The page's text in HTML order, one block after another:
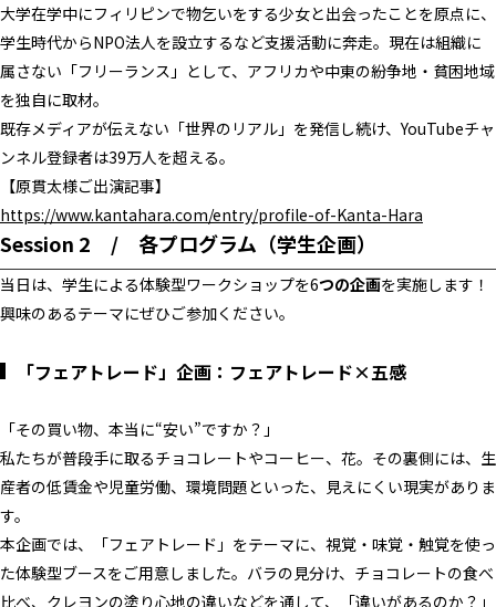
大学在学中にフィリピンで物乞いをする少女と出会ったことを原点に、
学生時代からNPO法人を設立するなど支援活動に奔走。現在は組織に
属さない「フリーランス」として、アフリカや中東の紛争地・貧困地域
を独自に取材。
既存メディアが伝えない「世界のリアル」を発信し続け、YouTubeチャ
ンネル登録者は39万人を超える。
【原貫太様ご出演記事】
https://www.kantahara.com/entry/profile-of-Kanta-Hara
Session 2 / 各プログラム（学生企画）
当日は、学生による体験型ワークショップを6つの企画を実施し ます！
興味のあるテーマにぜひご参加ください。
「フェアトレード」企画：フェアトレード×五感
「その買い物、本当に“安い”ですか？」
私たちが普段手に取るチョコレートやコーヒー、花。その裏側には、生
産者の低賃金や児童労働、環境問題といった、見えにくい現実がありま
す。
本企画では、「フェアトレード」をテーマに、視覚・味覚・触覚を使っ
た体験型ブースをご用意しました。バラの見分け、チョコレートの食べ
比べ、クレヨンの塗り心地の違いなどを通して、「違いがあるのか？」